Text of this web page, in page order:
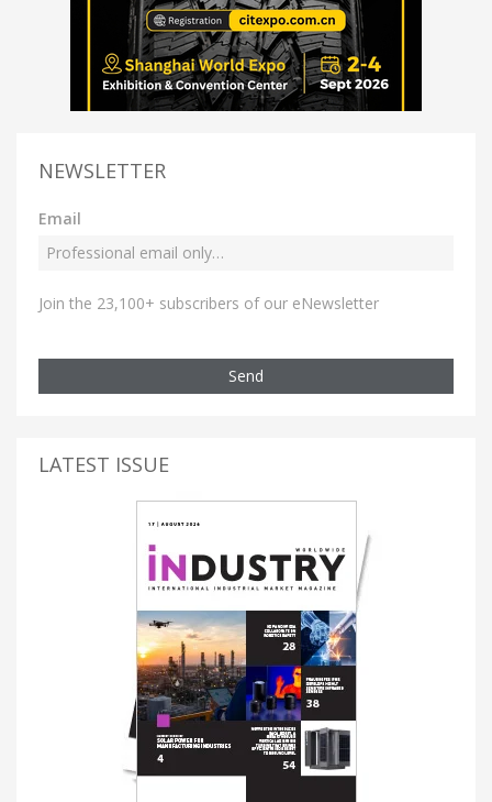
NEWSLETTER
Email
Join the 23,100+ subscribers of our eNewsletter
Send
LATEST ISSUE